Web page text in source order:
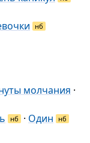
нб
молчания ·
нб · Один нб